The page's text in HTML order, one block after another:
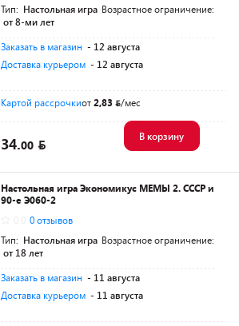
Тип: Настольная игра Возрастное ограничение:
от 8-ми лет
Заказать в магазин - 12 августа
Доставка курьером - 12 августа
Картой рассрочкиот2,83 /мес
34.00
В корзину
Настольная игра Экономикус МЕМЫ 2. СССР и
90-е Э060-2
0 отзывов
Тип: Настольная игра Возрастное ограничение:
от 18 лет
Заказать в магазин - 11 августа
Доставка курьером - 11 августа